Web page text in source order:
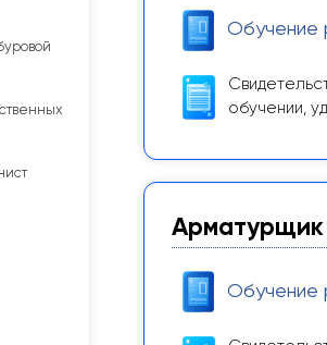
Обучение
обучении,
Арматурщик
Обучение